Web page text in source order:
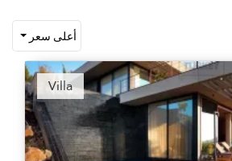
الذكية والرخام والجودة
ومطبخ عصري وتصاميم مبتكرة
العقار وغيرها.
أعلى سعر
Villa